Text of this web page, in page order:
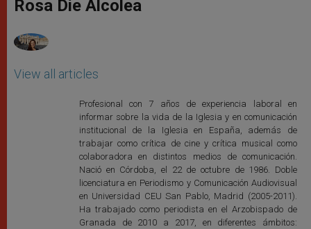
p e k
Rosa Die Alcolea
View all articles
Profesional con 7 años de experiencia laboral en
informar sobre la vida de la Iglesia y en comunicación
institucional de la Iglesia en España, además de
trabajar como crítica de cine y crítica musical como
colaboradora en distintos medios de comunicación.
Nació en Córdoba, el 22 de octubre de 1986. Doble
licenciatura en Periodismo y Comunicación Audiovisual
en Universidad CEU San Pablo, Madrid (2005-2011).
Ha trabajado como periodista en el Arzobispado de
Granada de 2010 a 2017, en diferentes ámbitos: